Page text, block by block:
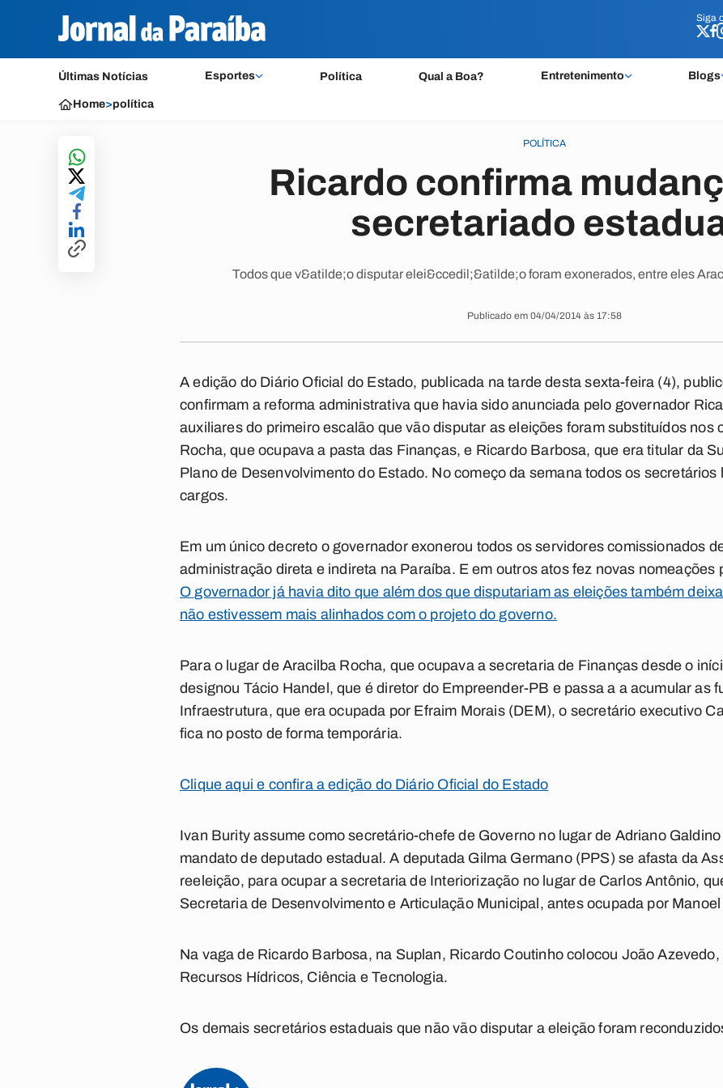
Siga
Últimas Notícias Esportes Política Qual a Boa? Entretenimento Blogs
Siga
Home>política
POLÍTICA
Ricardo confirma
secretariado
Todos que v&atilde;o disputar elei&ccedil;&atilde;o foram exonerados, entre eles
Publicado em 04/04/2014 às 17:58
A edição do Diário Oficial do Estado, publicada na tarde desta sexta-feira (4),
confirmam a reforma administrativa que havia sido anunciada pelo governador
auxiliares do primeiro escalão que vão disputar as eleições foram substituídos nos
Rocha, que ocupava a pasta das Finanças, e Ricardo Barbosa, que era titular da
Plano de Desenvolvimento do Estado. No começo da semana todos os secretários
cargos.
Em um único decreto o governador exonerou todos os servidores comissionados
administração direta e indireta na Paraíba. E em outros atos fez novas nomeações
O governador já havia dito que além dos que disputariam as eleições também
não estivessem mais alinhados com o projeto do governo.
Para o lugar de Aracilba Rocha, que ocupava a secretaria de Finanças desde o
designou Tácio Handel, que é diretor do Empreender-PB e passa a a acumular as
Infraestrutura, que era ocupada por Efraim Morais (DEM), o secretário executivo
fica no posto de forma temporária.
Clique aqui e confira a edição do Diário Oficial do Estado
Ivan Burity assume como secretário-chefe de Governo no lugar de Adriano
mandato de deputado estadual. A deputada Gilma Germano (PPS) se afasta da
reeleição, para ocupar a secretaria de Interiorização no lugar de Carlos Antônio,
Secretaria de Desenvolvimento e Articulação Municipal, antes ocupada por
Na vaga de Ricardo Barbosa, na Suplan, Ricardo Coutinho colocou João
Recursos Hídricos, Ciência e Tecnologia.
Os demais secretários estaduais que não vão disputar a eleição foram